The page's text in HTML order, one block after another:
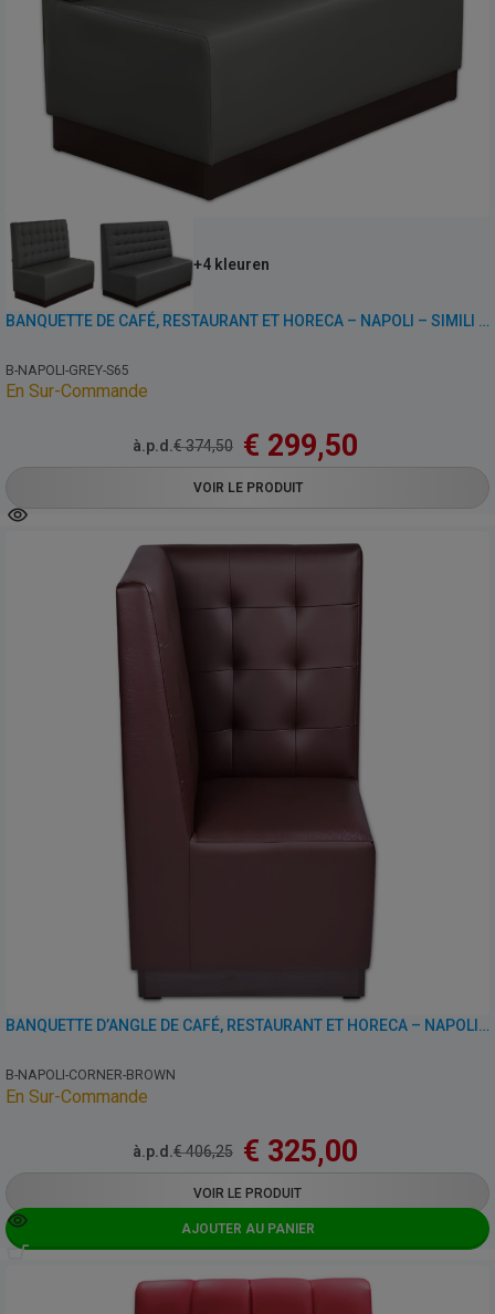
+4 kleuren
BANQUETTE DE CAFÉ, RESTAURANT ET HORECA – NAPOLI – SIMILI CUIR
B-NAPOLI-GREY-S65
En Sur-Commande
à.p.d.€374,50 € 299,50
VOIR LE PRODUIT
BANQUETTE D’ANGLE DE CAFÉ, RESTAURANT ET HORECA – NAPOLI – SIMILI CUIR
B-NAPOLI-CORNER-BROWN
En Sur-Commande
à.p.d.€406,25 € 325,00
VOIR LE PRODUIT
AJOUTER AU PANIER